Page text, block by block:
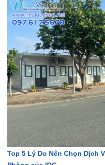
Top 5 Lý Do Nên Chọn Dịch